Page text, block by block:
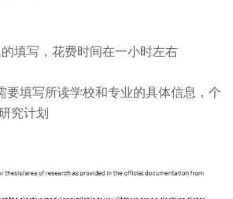
填写，花费时间在一小时左右
要填写所读学校和专业的具体信息，个
究计划